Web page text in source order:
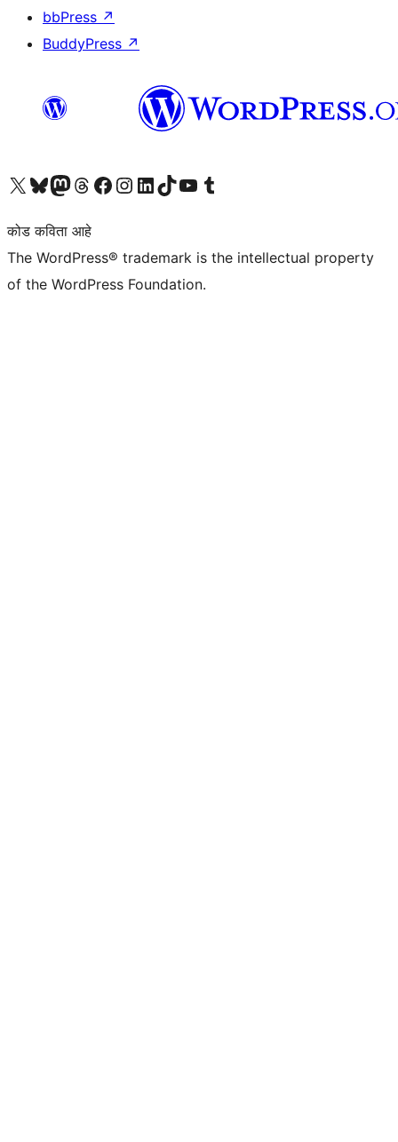
bbPress ↗
BuddyPress ↗
आमच्या X (एक्स) (पूर्वीचे ट्विटर) खात्याला भेट द्या आमच्या ब्लूस्की खात्याला भेट द्या.आमच्या Mastodon खात्याला भेट द्या.आमच्या थ्रेड्स खात्याला भेट द्या. आमच्या फेसबुक पेजला भेट द्या आमच्या इंस्टाग्राम खात्याला भेट द्या आमच्या लिंक्डइन खात्याला भेट द्या आमच्या टिकटॉक अकाउंटला भेट द्या.आमच्या यूट्यूब चॅनेलला भेट द्या आमच्या टंबलर खात्याला भेट द्या.
कोड कविता आहे
The WordPress® trademark is the intellectual property
of the WordPress Foundation.